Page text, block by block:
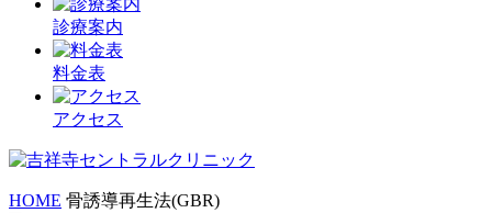
診療案内
料金表
アクセス
HOME 骨誘導再生法(GBR)